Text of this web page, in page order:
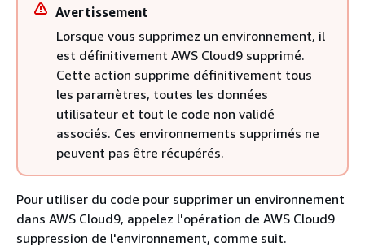
Avertissement
Lorsque vous supprimez un environnement, il
est définitivement AWS Cloud9 supprimé.
Cette action supprime définitivement tous
les paramètres, toutes les données
utilisateur et tout le code non validé
associés. Ces environnements supprimés ne
peuvent pas être récupérés.
Pour utiliser du code pour supprimer un environnement
dans AWS Cloud9, appelez l'opération de AWS Cloud9
suppression de l'environnement, comme suit.